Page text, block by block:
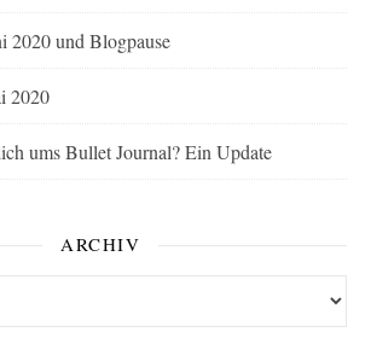
2020 und Blogpause
2020
ums Bullet Journal? Ein Update
ARCHIV